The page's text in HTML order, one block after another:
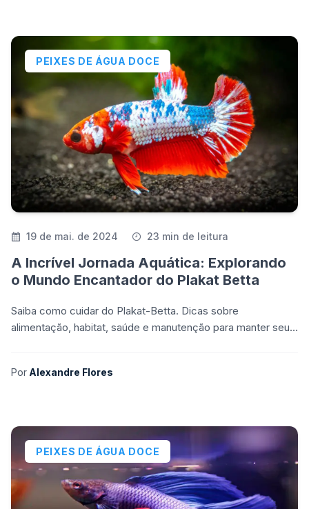
PEIXES DE ÁGUA DOCE
19 de mai. de 2024 23 min de leitura
A Incrível Jornada Aquática: Explorando
o Mundo Encantador do Plakat Betta
Saiba como cuidar do Plakat-Betta. Dicas sobre
alimentação, habitat, saúde e manutenção para manter seu
Por Alexandre Flores
PEIXES DE ÁGUA DOCE